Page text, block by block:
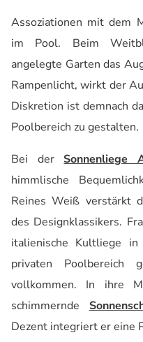
Assoziationen mit dem
im Pool. Beim
angelegte Garten das
Rampenlicht, wirkt der
Diskretion ist demnach
Poolbereich zu gestalten.
Bei der Sonnenliege
himmlische
Reines Weiß verstärkt
des Designklassikers.
italienische Kultliege
privaten Poolbereich
vollkommen. In ihre
schimmernde
Dezent integriert er eine